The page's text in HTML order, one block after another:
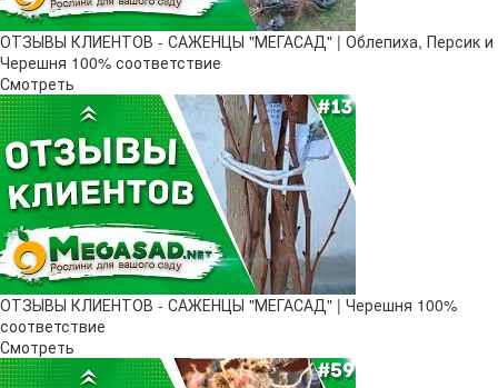
ОТЗЫВЫ КЛИЕНТОВ - САЖЕНЦЫ "МЕГАСАД" | Облепиха, Персик и
Черешня 100% соответствие
Смотреть
ОТЗЫВЫ КЛИЕНТОВ - САЖЕНЦЫ "МЕГАСАД" | Черешня 100%
соответствие
Смотреть